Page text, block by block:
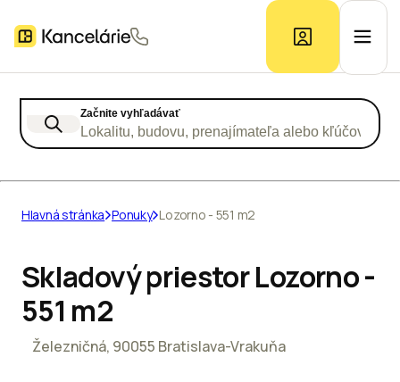
Prieskum trhu
Začnite vyhľadávať
Lokalitu, budovu, prenajímateľa alebo kľúčové
Hlavná stránka Ponuky Lozorno - 551 m2
Skladový priestor Lozorno -
551 m2
Železničná, 90055 Bratislava-Vrakuňa